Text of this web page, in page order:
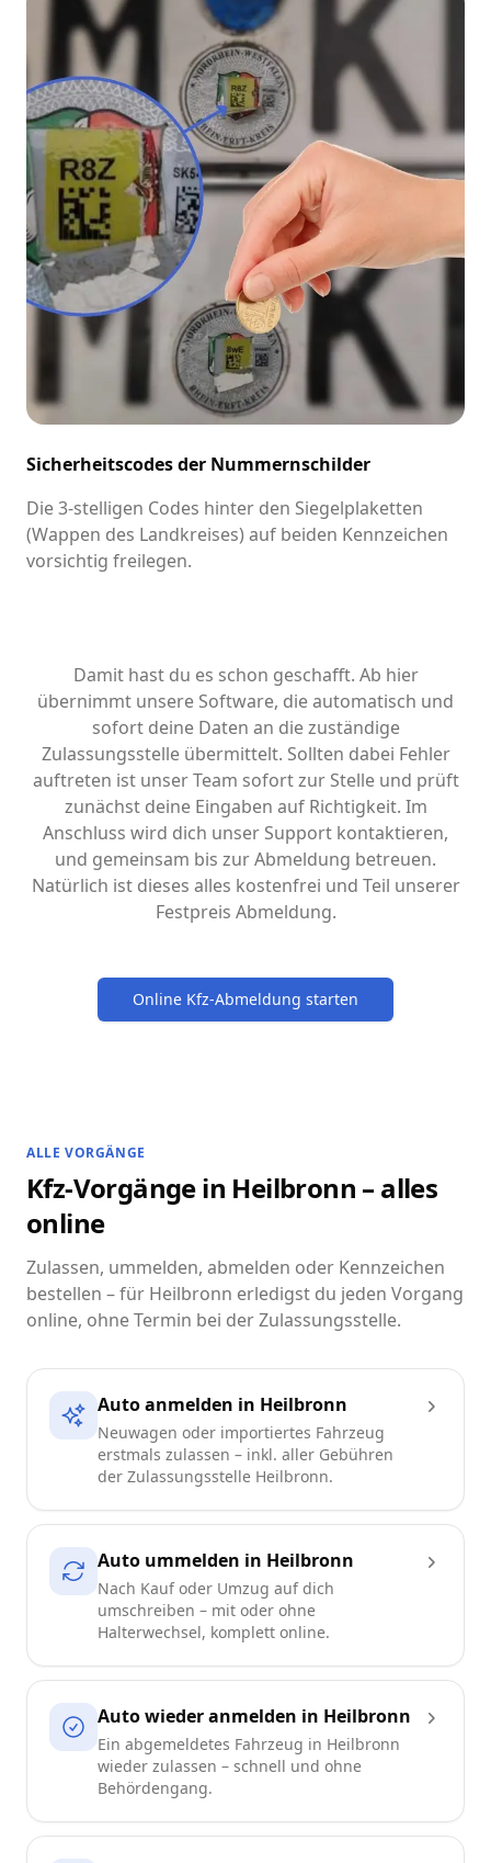
Sicherheitscodes der Nummernschilder
Die 3-stelligen Codes hinter den Siegelplaketten
(Wappen des Landkreises) auf beiden Kennzeichen
vorsichtig freilegen.
Damit hast du es schon geschafft. Ab hier
übernimmt unsere Software, die automatisch und
sofort deine Daten an die zuständige
Zulassungsstelle übermittelt. Sollten dabei Fehler
auftreten ist unser Team sofort zur Stelle und prüft
zunächst deine Eingaben auf Richtigkeit. Im
Anschluss wird dich unser Support kontaktieren,
und gemeinsam bis zur Abmeldung betreuen.
Natürlich ist dieses alles kostenfrei und Teil unserer
Festpreis Abmeldung.
Online Kfz-Abmeldung starten
ALLE VORGÄNGE
Kfz-Vorgänge in Heilbronn – alles
online
Zulassen, ummelden, abmelden oder Kennzeichen
bestellen – für Heilbronn erledigst du jeden Vorgang
online, ohne Termin bei der Zulassungsstelle.
Auto anmelden in Heilbronn
Neuwagen oder importiertes Fahrzeug
erstmals zulassen – inkl. aller Gebühren
der Zulassungsstelle Heilbronn.
Auto ummelden in Heilbronn
Nach Kauf oder Umzug auf dich
umschreiben – mit oder ohne
Halterwechsel, komplett online.
Auto wieder anmelden in Heilbronn
Ein abgemeldetes Fahrzeug in Heilbronn
wieder zulassen – schnell und ohne
Behördengang.